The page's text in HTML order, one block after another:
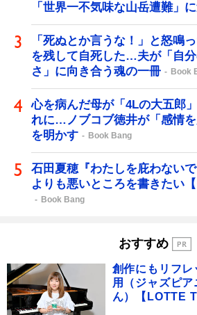
「世界一不気味な山岳遭難」
「死ぬとか言うな！」と怒鳴
を残して自死した…夫が「自
さ」に向き合う魂の一冊
Book
心を病んだ母が「4Lの大五郎
れに…ノブコブ徳井が「感情
を明かす
Book Bang
石田夏穂『わたしを庇わない
よりも悪いところを書きたい【
Book Bang
おすすめ
創作にもリフ
用（ジャズピ
ん）【LOTTE